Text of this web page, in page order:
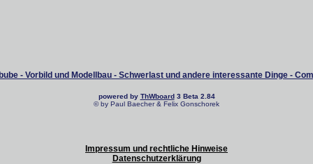
- Vorbild und Modellbau - Schwerlast und andere interessante Dinge -
powered by ThWboard3 Beta 2.84
© by Paul Baecher & Felix Gonschorek
Impressum und rechtliche Hinweise
Datenschutzerklärung